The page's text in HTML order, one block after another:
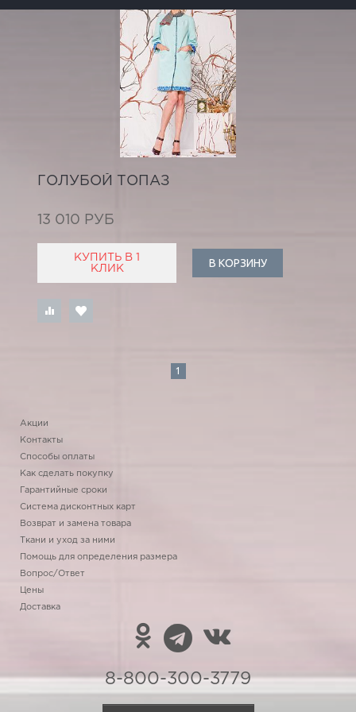
ГОЛУБОЙ ТОПАЗ
13 010 РУБ
КУПИТЬ В 1
КЛИК
В КОРЗИНУ
1
Акции
Контакты
Способы оплаты
Как сделать покупку
Гарантийные сроки
Система дисконтных карт
Возврат и замена товара
Ткани и уход за ними
Помощь для определения размера
Вопрос/Ответ
Цены
Доставка
8-800-300-3779